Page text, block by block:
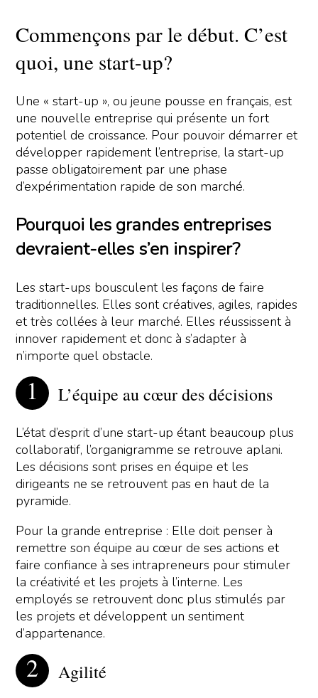
Commençons par le début. C’est
quoi, une start-up?
Une « start-up », ou jeune pousse en français, est
une nouvelle entreprise qui présente un fort
potentiel de croissance. Pour pouvoir démarrer et
développer rapidement l’entreprise, la start-up
passe obligatoirement par une phase
d’expérimentation rapide de son marché.
Pourquoi les grandes entreprises
devraient-elles s’en inspirer?
Les start-ups bousculent les façons de faire
traditionnelles. Elles sont créatives, agiles, rapides
et très collées à leur marché. Elles réussissent à
innover rapidement et donc à s’adapter à
n’importe quel obstacle.
L’équipe au cœur des décisions
L’état d’esprit d’une start-up étant beaucoup plus
collaboratif, l’organigramme se retrouve aplani.
Les décisions sont prises en équipe et les
dirigeants ne se retrouvent pas en haut de la
pyramide.
Pour la grande entreprise : Elle doit penser à
remettre son équipe au cœur de ses actions et
faire confiance à ses intrapreneurs pour stimuler
la créativité et les projets à l’interne. Les
employés se retrouvent donc plus stimulés par
les projets et développent un sentiment
d’appartenance.
Agilité